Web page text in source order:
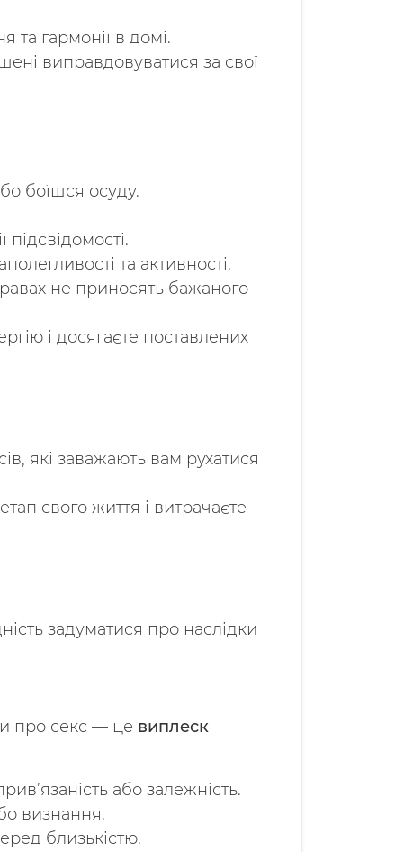
та гармонії в домі.
виправдовуватися за свої
боїшся осуду.
та активності.
не приносять бажаного
і досягаєте поставлених
які заважають вам рухатися
свого життя і витрачаєте
задуматися про наслідки
про секс — це виплеск
або залежність.
визнання.
близькістю.